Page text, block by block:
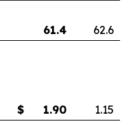
61.4 62.6
$ 1.90
1.15